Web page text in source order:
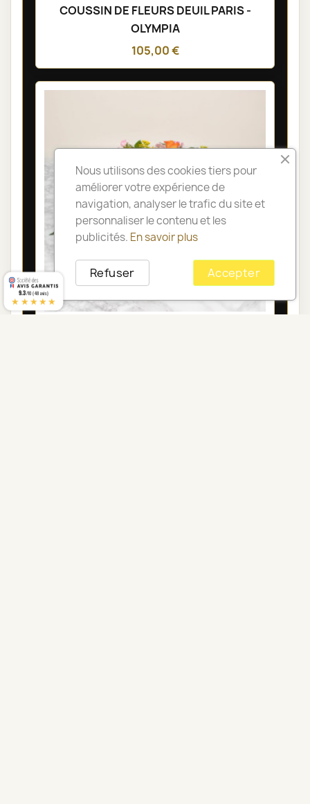
COUSSIN DE FLEURS DEUIL PARIS -
OLYMPIA
105,00 €
Nous utilisons des cookies tiers pour
améliorer votre expérience de
navigation, analyser le trafic du site et
personnaliser le contenu et les
publicités. En savoir plus
Accepter
Refuser
9.3/10 (48 avis)
★★★★★